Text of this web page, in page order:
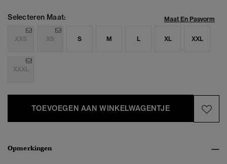
Selecteren Maat: Maat En Pasvorm
XXS XS S M L XL XXL
XXXL
TOEVOEGEN AAN WINKELWAGENTJE
Opmerkingen